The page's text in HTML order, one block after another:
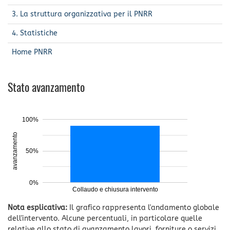
3. La struttura organizzativa per il PNRR
4. Statistiche
Home PNRR
Stato avanzamento
Collaudo e chiusura intervento
0%
50%
100%
avanzamento
Nota esplicativa: Il grafico rappresenta l'andamento globale
dell'intervento. Alcune percentuali, in particolare quelle